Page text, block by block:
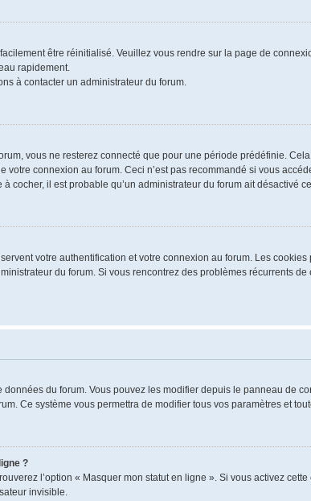
être réinitialisé. Veuillez vous rendre sur la page de
rapidement.
à contacter un administrateur du forum.
vous ne resterez connecté que pour une période prédéfinie.
connexion au forum. Ceci n’est pas recommandé si vous
cocher, il est probable qu’un administrateur du forum ait désactivé
votre authentification et votre connexion au forum. Les
du forum. Si vous rencontrez des problèmes récurrents
du forum. Vous pouvez les modifier depuis le panneau de
Ce système vous permettra de modifier tous vos paramètres et
?
l’option « Masquer mon statut en ligne ». Si vous activez
invisible.